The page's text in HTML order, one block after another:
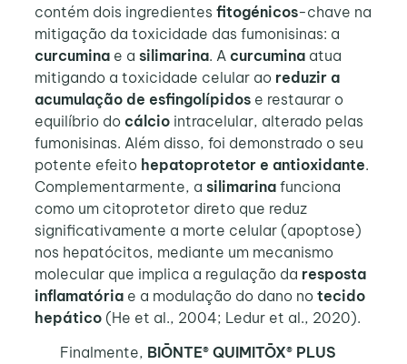
contém dois ingredientes fitogénicos-chave na
mitigação da toxicidade das fumonisinas: a
curcuminae a silimarina. A curcuminaatua
mitigando a toxicidade celular ao reduzir a
acumulação de esfingolípidose restaurar o
equilíbrio do cálciointracelular, alterado pelas
fumonisinas. Além disso, foi demonstrado o seu
potente efeito hepatoprotetor e antioxidante.
Complementarmente, a silimarinafunciona
como um citoprotetor direto que reduz
significativamente a morte celular (apoptose)
nos hepatócitos, mediante um mecanismo
molecular que implica a regulação da resposta
inflamatóriae a modulação do dano no tecido
hepático(He et al., 2004; Ledur et al., 2020).
Finalmente, BIŌNTE® QUIMITŌX® PLUS